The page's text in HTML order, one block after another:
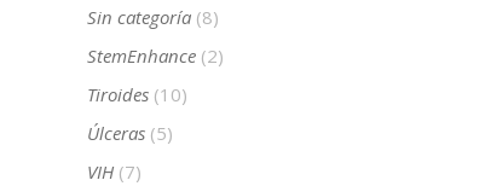
Sin categoría(8)
StemEnhance(2)
Tiroides(10)
Úlceras(5)
VIH(7)